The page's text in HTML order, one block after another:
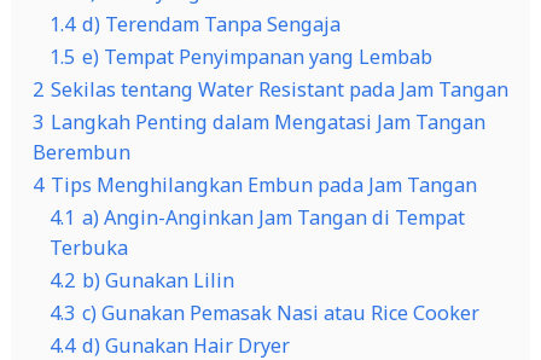
1.4 d) Terendam Tanpa Sengaja
1.5 e) Tempat Penyimpanan yang Lembab
2 Sekilas tentang Water Resistant pada Jam Tangan
3 Langkah Penting dalam Mengatasi Jam Tangan
Berembun
4 Tips Menghilangkan Embun pada Jam Tangan
4.1 a) Angin-Anginkan Jam Tangan di Tempat
Terbuka
4.2 b) Gunakan Lilin
4.3 c) Gunakan Pemasak Nasi atau Rice Cooker
4.4 d) Gunakan Hair Dryer